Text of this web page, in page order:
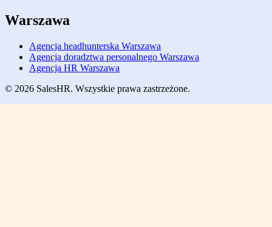
Warszawa
Agencja headhunterska Warszawa
Agencja doradztwa personalnego Warszawa
Agencja HR Warszawa
© 2026 SalesHR. Wszystkie prawa zastrzeżone.